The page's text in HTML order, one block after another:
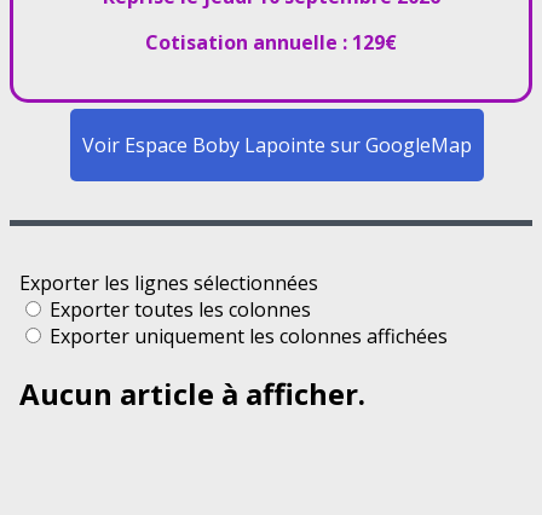
Cotisation annuelle : 129€
Voir Espace Boby Lapointe sur GoogleMap